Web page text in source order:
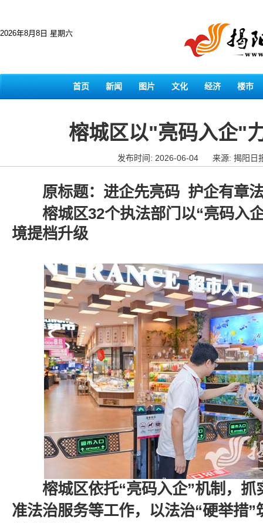
2026年8月8日 星期六
首页 新闻 图片 文化 经济 楼市
榕城区以"亮码入企"
发布时间: 2026-06-04 来源: 揭阳日
原标题：进企先亮码 护企有章
榕城区32个执法部门以“亮码入
境提档升级
榕城区依托“亮码入企”机制，抓
准法治服务等工作，以法治“硬举措”